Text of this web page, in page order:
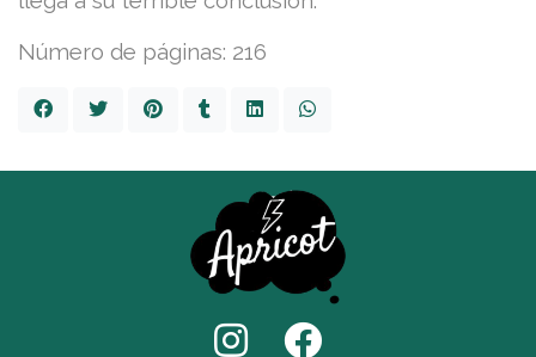
Número de páginas: 216